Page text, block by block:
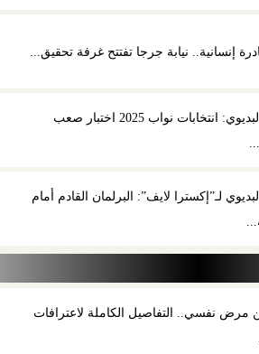
إنسانية.. نيابة جرجا تفتتح غرفة تحقيق...
محسن البديوي: انتخابات نواب 2025 اختبار صعب
لـ”إكسترا لايف”: البرلمان القادم أمام
مرض نفسي.. التفاصيل الكاملة لاعترافات